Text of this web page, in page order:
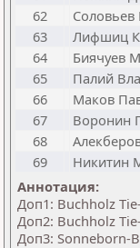
62
Соловьев
63
Лифшиц
64
Биячуев
65
Палий
66
Маков
67
Воронин
68
69
Никитин
Аннотация:
Доп1: Buchholz
Доп2: Buchholz
Доп3: Sonneborn-